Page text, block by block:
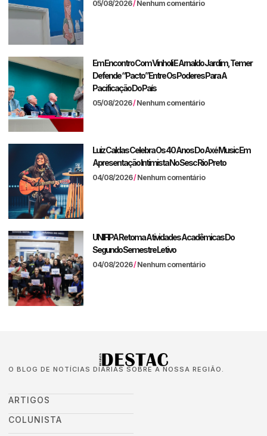
05/08/2026 Nenhum comentário
Em Encontro Com Vinholi E Arnaldo Jardim, Temer
Defende “pacto” Entre Os Poderes Para A
Pacificação Do País
05/08/2026 Nenhum comentário
Luiz Caldas Celebra Os 40 Anos Do Axé Music Em
Apresentação Intimista No Sesc Rio Preto
04/08/2026 Nenhum comentário
UNIFIPA Retoma Atividades Acadêmicas Do
Segundo Semestre Letivo
04/08/2026 Nenhum comentário
O BLOG DE NOTÍCIAS DIÁRIAS SOBRE A NOSSA REGIÃO.
ARTIGOS
COLUNISTA